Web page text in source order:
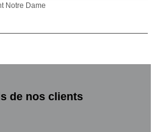
Notre Dame
de nos clients